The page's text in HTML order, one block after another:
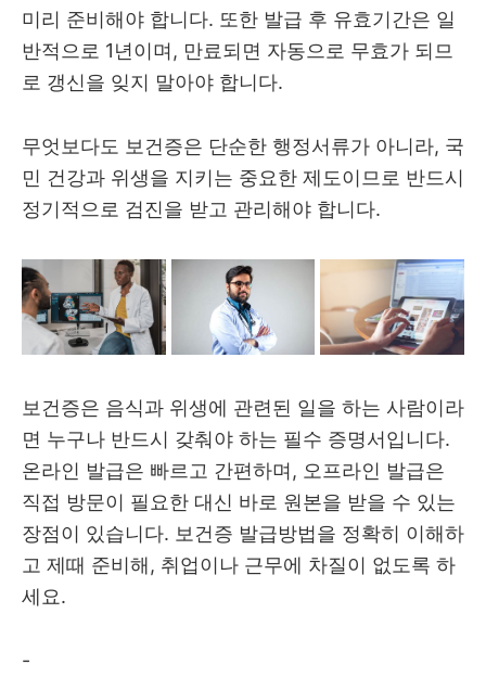
미리 준비해야 합니다. 또한 발급 후 유효기간은 일
반적으로 1년이며, 만료되면 자동으로 무효가 되므
로 갱신을 잊지 말아야 합니다.
무엇보다도 보건증은 단순한 행정서류가 아니라, 국
민 건강과 위생을 지키는 중요한 제도이므로 반드시
정기적으로 검진을 받고 관리해야 합니다.
보건증은 음식과 위생에 관련된 일을 하는 사람이라
면 누구나 반드시 갖춰야 하는 필수 증명서입니다.
온라인 발급은 빠르고 간편하며, 오프라인 발급은
직접 방문이 필요한 대신 바로 원본을 받을 수 있는
장점이 있습니다. 보건증 발급방법을 정확히 이해하
고 제때 준비해, 취업이나 근무에 차질이 없도록 하
세요.
-